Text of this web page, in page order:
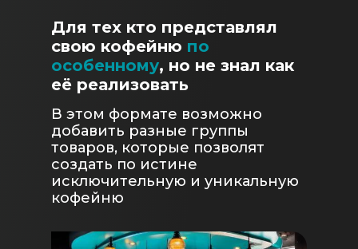
Для тех кто представлял
свою кофейню по
особенному, но не знал как
её реализовать
В этом формате возможно
добавить разные группы
товаров, которые позволят
создать по истине
исключительную и уникальную
кофейню